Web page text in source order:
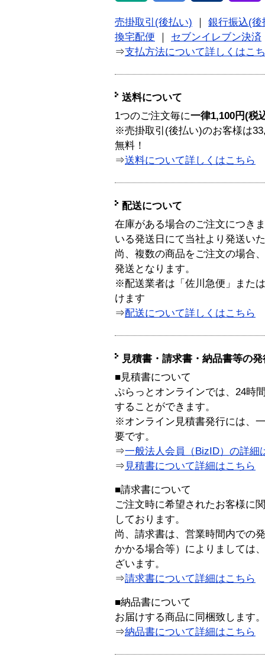
売掛取引(後払い)
銀行振込(後
換宅配便
セブンイレブン決済
⇒支払方法について詳しくはこ
送料について
1つのご注文毎に一律1,100円(税
※売掛取引(後払い)のお客様は
無料！
⇒送料について詳しくはこちら
配送について
在庫がある場合のご注文につき
いる発送日にて当社より発送い
尚、複数の商品をご注文の場合
発送となります。
※配送業者は「佐川急便」また
けます
⇒配送について詳しくはこちら
見積書・請求書・納品書等の
■見積書について
ぷらっとオンラインでは、24時
することができます。
※オンライン見積書発行には、
要です。
⇒一般法人会員（BizID）の詳細
⇒ 見積書について詳細はこちら
■請求書について
ご注文時に希望されたお客様に
しております。
尚、請求書は、営業時間内での
かかる場合等）によりましては
ざいます。
⇒請求書について詳細はこちら
■納品書について
お届けする商品に同梱致します。
⇒納品書について詳細はこちら